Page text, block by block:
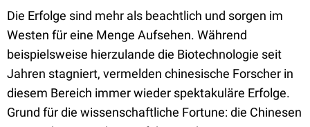
Die Erfolge sind mehr als beachtlich und sorgen im
Westen für eine Menge Aufsehen. Während
beispielsweise hierzulande die Biotechnologie seit
Jahren stagniert, vermelden chinesische Forscher in
diesem Bereich immer wieder spektakuläre Erfolge.
Grund für die wissenschaftliche Fortune: die Chinesen